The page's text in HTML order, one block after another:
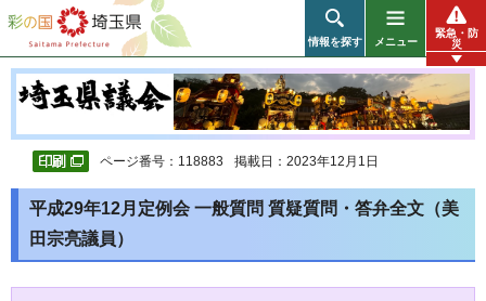
彩の国 埼玉県
情報を探す メニュー
緊急・防
災
ページ番号：118883 掲載日：2023年12月1日
平成29年12月定例会 一般質問 質疑質問・答弁全文（美
田宗亮議員）